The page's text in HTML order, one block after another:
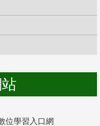
位學習入口網